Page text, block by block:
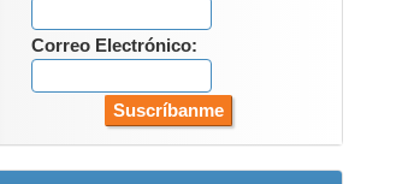
Correo Electrónico: